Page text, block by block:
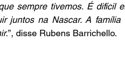
sempre tivemos. É difícil
juntos na Nascar. A
”, disse Rubens Barrichello.